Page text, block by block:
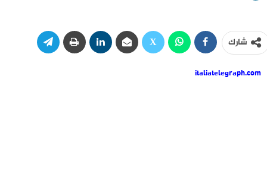
شارك
italiatelegraph.com